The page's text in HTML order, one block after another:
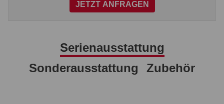
JETZT ANFRAGEN
Serienausstattung
Sonderausstattung
Zubehör